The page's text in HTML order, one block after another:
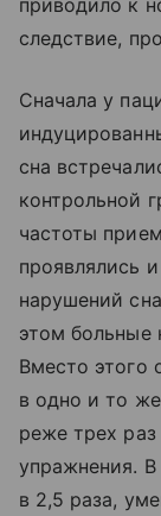
приводило к
следствие,
Сначала у
сна
контрольной
частоты
проявлялись
нарушений
этом больные
Вместо этого
в одно и то
реже трех
упражнения.
в 2,5 раза,